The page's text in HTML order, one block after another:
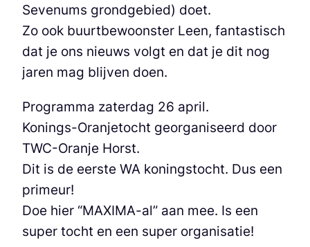
Sevenums grondgebied) doet.
Zo ook buurtbewoonster Leen, fantastisch
dat je ons nieuws volgt en dat je dit nog
jaren mag blijven doen.
Programma zaterdag 26 april.
Konings-Oranjetocht georganiseerd door
TWC-Oranje Horst.
Dit is de eerste WA koningstocht. Dus een
primeur!
Doe hier “MAXIMA-al” aan mee. Is een
super tocht en een super organisatie!